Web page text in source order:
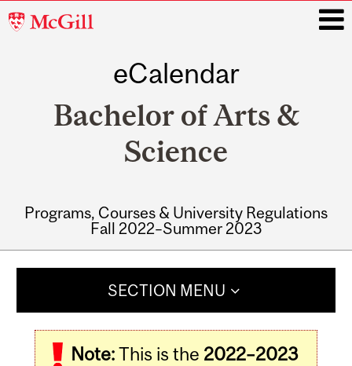
McGill
eCalendar
Bachelor of Arts &
Science
Programs, Courses & University Regulations
Fall 2022–Summer 2023
SECTION MENU
Note:This is the 2022–2023